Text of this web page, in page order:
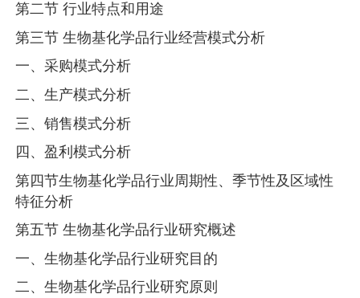
第二节 行业特点和用途
第三节 生物基化学品行业经营模式分析
一、采购模式分析
二、生产模式分析
三、销售模式分析
四、盈利模式分析
第四节生物基化学品行业周期性、季节性及区域性
特征分析
第五节 生物基化学品行业研究概述
一、生物基化学品行业研究目的
二、生物基化学品行业研究原则